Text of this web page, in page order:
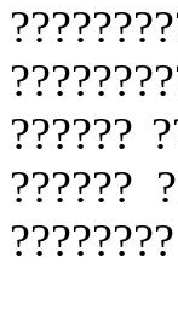
??????
??????